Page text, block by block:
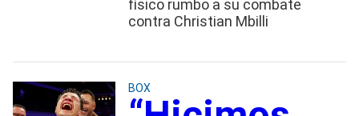
físico rumbo a su combate
contra Christian Mbilli
BOX